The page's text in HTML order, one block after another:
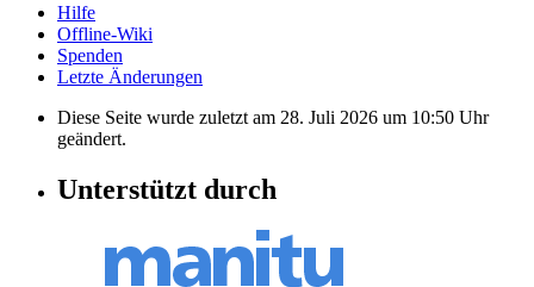
Hilfe
Offline-Wiki
Spenden
Letzte Änderungen
Diese Seite wurde zuletzt am 28. Juli 2026 um 10:50 Uhr
geändert.
Unterstützt durch